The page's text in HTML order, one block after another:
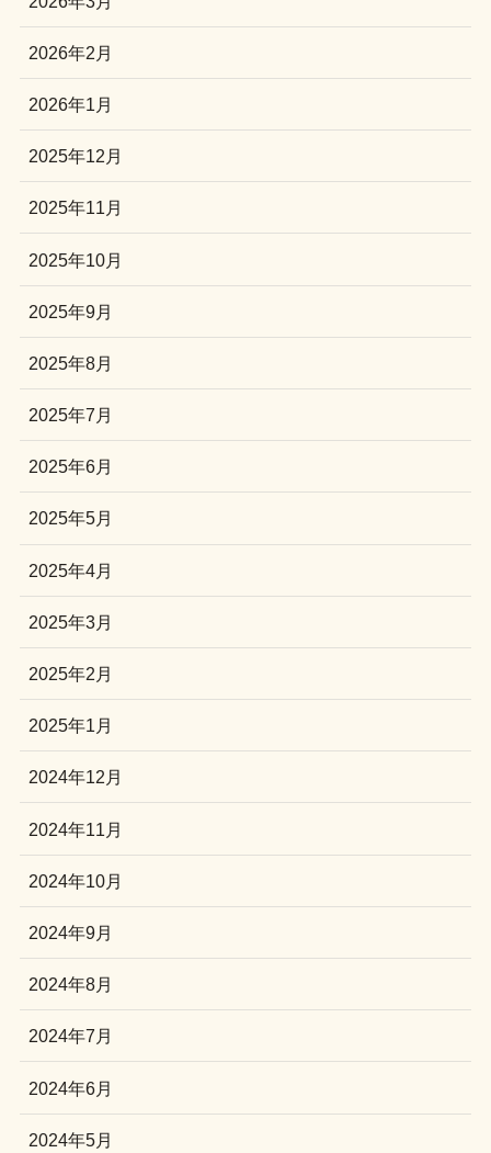
2026年2月
2026年1月
2025年12月
2025年11月
2025年10月
2025年9月
2025年8月
2025年7月
2025年6月
2025年5月
2025年4月
2025年3月
2025年2月
2025年1月
2024年12月
2024年11月
2024年10月
2024年9月
2024年8月
2024年7月
2024年6月
2024年5月